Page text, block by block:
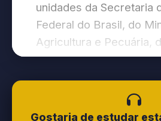
unidades da Secretaria
Federal do Brasil, do
Agricultura e Pecuária,
do Trabalho e
Brasileiro do Meio
Recursos Naturais
Gostaria de estudar